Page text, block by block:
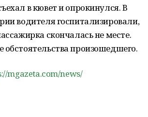
в кювет и опрокинулся. В
водителя госпитализировали,
скончалась не месте.
обстоятельства произошедшего.
mgazeta.com/news/